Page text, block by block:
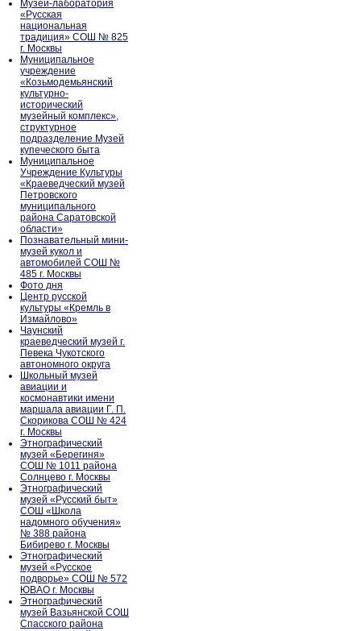
Музей-лаборатория
«Русская
национальная
традиция» СОШ № 825
г. Москвы
Муниципальное
учреждение
«Козьмодемьянский
культурно-
исторический
музейный комплекс»,
структурное
подразделение Музей
купеческого быта
Муниципальное
Учреждение Культуры
«Краеведческий музей
Петровского
муниципального
района Саратовской
области»
Познавательный мини-
музей кукол и
автомобилей СОШ №
485 г. Москвы
Фото дня
Центр русской
культуры «Кремль в
Измайлово»
Чаунский
краеведческий музей г.
Певека Чукотского
автономного округа
Школьный музей
авиации и
космонавтики имени
маршала авиации Г. П.
Скорикова СОШ № 424
г. Москвы
Этнографический
музей «Берегиня»
СОШ № 1011 района
Солнцево г. Москвы
Этнографический
музей «Русский быт»
СОШ «Школа
надомного обучения»
№ 388 района
Бибирево г. Москвы
Этнографический
музей «Русское
подворье» СОШ № 572
ЮВАО г. Москвы
Этнографический
музей Вазьянской СОШ
Спасского района